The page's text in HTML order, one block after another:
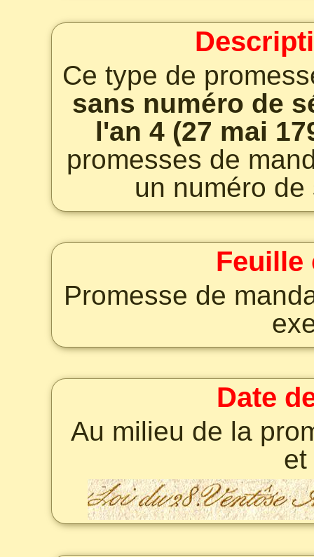
Ce type de
sans numéro de
l'an 4 (27 mai
promesses de
un numéro
Feuille
Promesse de
Date
Au milieu de la